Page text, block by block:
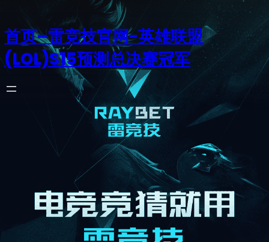
首页–雷竞技官网-英雄联盟
(LOL)S15预测总决赛冠军